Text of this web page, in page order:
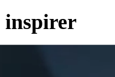
inspirer